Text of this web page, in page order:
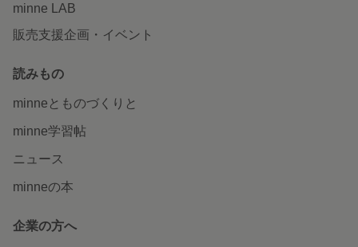
minne LAB
販売支援企画・イベント
読みもの
minneとものづくりと
minne学習帖
ニュース
minneの本
企業の方へ